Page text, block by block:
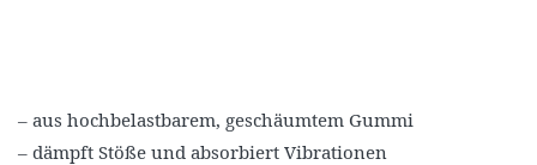
– aus hochbelastbarem, geschäumtem Gummi
– dämpft Stöße und absorbiert Vibrationen